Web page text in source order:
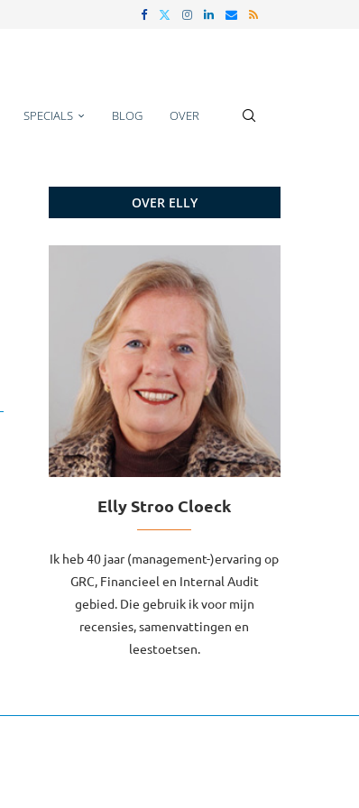
SPECIALS BLOG OVER
OVER ELLY
Elly Stroo Cloeck
Ik heb 40 jaar (management-)ervaring op
GRC, Financieel en Internal Audit
gebied. Die gebruik ik voor mijn
recensies, samenvattingen en
leestoetsen.